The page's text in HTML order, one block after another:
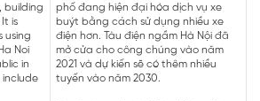
building
is
using
Noi
in
include
phố đang hiện đại hóa dịch vụ xe
buýt bằng cách sử dụng nhiều xe
điện hơn. Tàu điện ngầm Hà Nội đã
mở cửa cho công chúng vào năm
2021 và dự kiến sẽ có thêm nhiều
tuyến vào năm 2030.